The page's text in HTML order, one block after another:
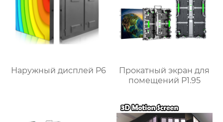
Наружный дисплей P6
Прокатный экран для
помещений P1.95